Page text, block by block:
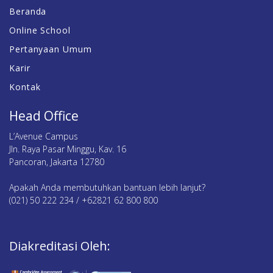
Beranda
Online School
Pertanyaan Umum
Karir
Kontak
Head Office
L’Avenue Campus
Jln. Raya Pasar Minggu, Kav. 16
Pancoran, Jakarta 12780
Apakah Anda membutuhkan bantuan lebih lanjut?
(021) 50 222 234 / +62821 62 800 800
Diakreditasi Oleh: